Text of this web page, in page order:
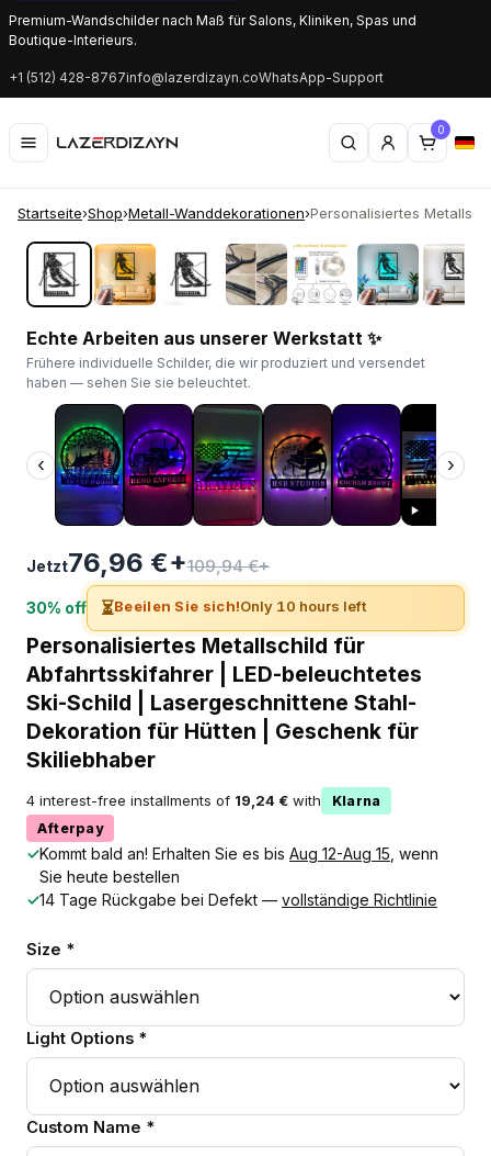
Premium-Wandschilder nach Maß für Salons, Kliniken, Spas und
Boutique-Interieurs.
+1 (512) 428-8767info@lazerdizayn.coWhatsApp-Support
0
Startseite›Shop›Metall-Wanddekorationen›Personalisiertes
‹ ›
Echte Arbeiten aus unserer Werkstatt ✨
Frühere individuelle Schilder, die wir produziert und versendet
haben — sehen Sie sie beleuchtet.
‹ ›
Jetzt76,96 €+109,94 €+
30% off ⏳Beeilen Sie sich!Only 10 hours left
Personalisiertes Metallschild für
Abfahrtsskifahrer | LED-beleuchtetes
Ski-Schild | Lasergeschnittene Stahl-
Dekoration für Hütten | Geschenk für
Skiliebhaber
4 interest-free installments of 19,24 € with
Klarna
Afterpay
✓Kommt bald an! Erhalten Sie es bis Aug 12-Aug 15 , wenn
Sie heute bestellen
✓14 Tage Rückgabe bei Defekt — vollständige Richtlinie
Size *
Light Options *
Custom Name *